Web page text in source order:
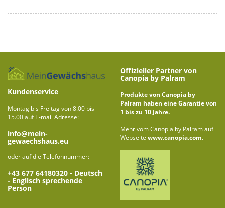
Kundenservice
Montag bis Freitag von 8.00 bis
15.00 auf E-mail Adresse:
info@mein-
gewaechshaus.eu
oder auf die Telefonnummer:
+43 677 64180320 - Deutsch
- Englisch sprechende
Person
Offizieller Partner von
Canopia by Palram
Produkte von Canopia by
Palram haben eine Garantie von
1 bis zu 10 Jahre.
Mehr vom Canopia by Palram auf
Webseite www.canopia.com.